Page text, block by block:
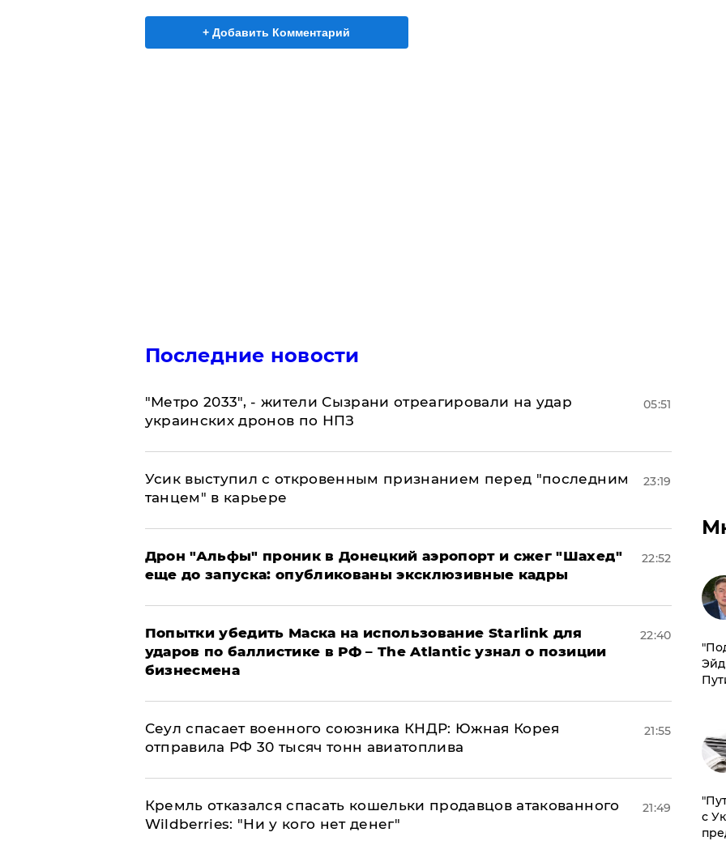
+ Добавить Комментарий
Последние новости
"Метро 2033", - жители Сызрани отреагировали на удар
украинских дронов по НПЗ
05:51
Усик выступил с откровенным признанием перед "последним
танцем" в карьере
23:19
Дрон "Альфы" проник в Донецкий аэропорт и сжег "Шахед"
еще до запуска: опубликованы эксклюзивные кадры
22:52
Попытки убедить Маска на использование Starlink для
ударов по баллистике в РФ – The Atlantic узнал о позиции
бизнесмена
22:40
​Сеул спасает военного союзника КНДР: Южная Корея
отправила РФ 30 тысяч тонн авиатоплива
21:55
Кремль отказался спасать кошельки продавцов атакованного
Wildberries: "Ни у кого нет денег"
21:49
с